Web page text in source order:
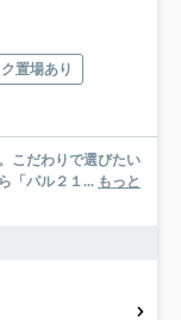
置場あり
こだわりで選びたい
「パル２１... もっと